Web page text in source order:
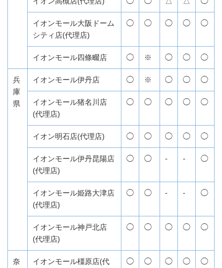
イオンモール大阪ドーム
シティ店(代理店)
◯ ◯ ◯ ◯ ◯
イオンモール四條畷店 ◯ ※ ◯ ◯ ◯
兵
庫
県
イオンモール伊丹店 ◯ ※ ◯ ◯ ◯
イオンモール猪名川店
(代理店)
◯ ◯ ◯ ◯ ◯
イオン明石店(代理店) ◯ ◯ ◯ ◯ ◯
イオンモール伊丹昆陽店
(代理店)
◯ ◯ - - ◯
イオンモール姫路大津店
(代理店)
◯ ◯ - - ◯
イオンモール神戸北店
(代理店)
◯ ◯ ◯ ◯ ◯
奈
イオンモール橿原店(代
◯ ◯ ◯ ◯ ◯